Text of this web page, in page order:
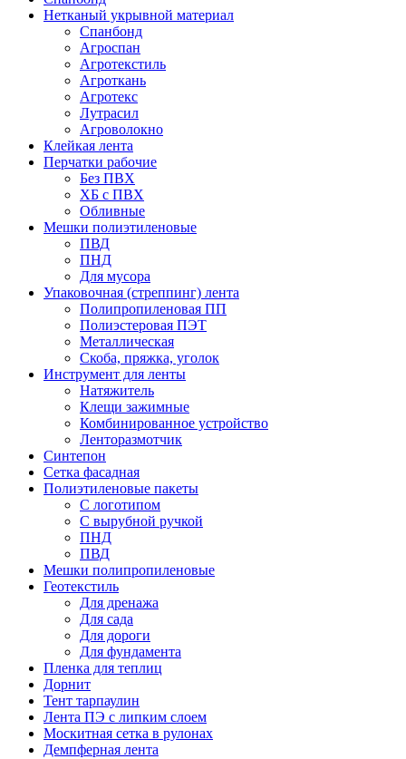
Нетканый укрывной материал
Спанбонд
Агроспан
Агротекстиль
Агроткань
Агротекс
Лутрасил
Агроволокно
Клейкая лента
Перчатки рабочие
Без ПВХ
ХБ с ПВХ
Обливные
Мешки полиэтиленовые
ПВД
ПНД
Для мусора
Упаковочная (стреппинг) лента
Полипропиленовая ПП
Полиэстеровая ПЭТ
Металлическая
Скоба, пряжка, уголок
Инструмент для ленты
Натяжитель
Клещи зажимные
Комбинированное устройство
Ленторазмотчик
Синтепон
Сетка фасадная
Полиэтиленовые пакеты
С логотипом
С вырубной ручкой
ПНД
ПВД
Мешки полипропиленовые
Геотекстиль
Для дренажа
Для сада
Для дороги
Для фундамента
Пленка для теплиц
Дорнит
Тент тарпаулин
Лента ПЭ с липким слоем
Москитная сетка в рулонах
Демпферная лента